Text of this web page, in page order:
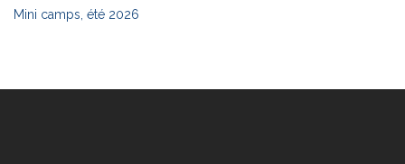
Mini camps, été 2026